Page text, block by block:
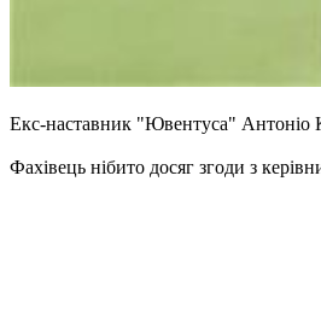
Екс-наставник "Ювентуса" Антоніо
Фахівець нібито досяг згоди з